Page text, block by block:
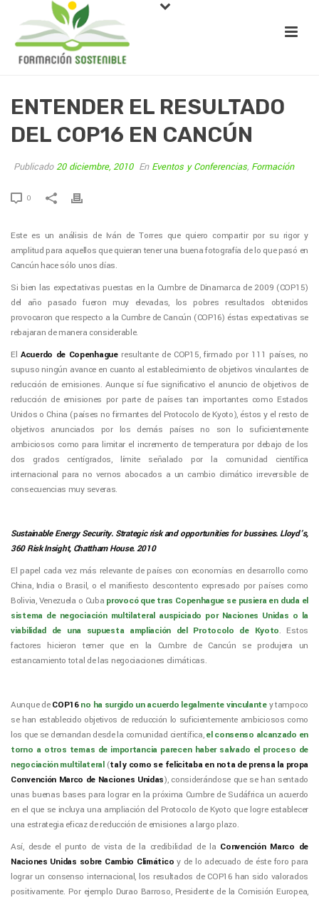
ENTENDER EL RESULTADO
DEL COP16 EN CANCÚN
Publicado20 diciembre, 2010 En Eventos y Conferencias, Formación
0
Este es un análisis de Iván de Torres que quiero compartir por su rigor y
amplitud para aquellos que quieran tener una buena fotografía de lo que pasó en
Cancún hace sólo unos días.
Si bien las expectativas puestas en la Cumbre de Dinamarca de 2009 (COP15)
del año pasado fueron muy elevadas, los pobres resultados obtenidos
provocaron que respecto a la Cumbre de Cancún (COP16) éstas expectativas se
rebajaran de manera considerable.
ElAcuerdo de Copenhagueresultante de COP15, firmado por 111 países, no
supuso ningún avance en cuanto al establecimiento de objetivos vinculantes de
reducción de emisiones. Aunque sí fue significativo el anuncio de objetivos de
reducción de emisiones por parte de países tan importantes como Estados
Unidos o China (países no firmantes del Protocolo de Kyoto), éstos y el resto de
objetivos anunciados por los demás países no son lo suficientemente
ambiciosos como para limitar el incremento de temperatura por debajo de los
dos grados centígrados, límite señalado por la comunidad científica
internacional para no vernos abocados a un cambio climático irreversible de
consecuencias muy severas.
Sustainable Energy Security. Strategic risk and opportunities for bussines. Lloyd’s,
360 Risk Insight, Chattham House. 2010
El papel cada vez más relevante de países con economías en desarrollo como
China, India o Brasil, o el manifiesto descontento expresado por países como
Bolivia, Venezuela o Cuba provocó que tras Copenhague se pusiera en duda el
sistema de negociación multilateral auspiciado por Naciones Unidas o la
viabilidad de una supuesta ampliación del Protocolo de Kyoto. Estos
factores hicieron temer que en la Cumbre de Cancún se produjera un
estancamiento total de las negociaciones climáticas.
Aunque deCOP16no ha surgido un acuerdo legalmente vinculantey tampoco
se han establecido objetivos de reducción lo suficientemente ambiciosos como
los que se demandan desde la comunidad científica,el consenso alcanzado en
torno a otros temas de importancia parecen haber salvado el proceso de
negociación multilateral (tal y como se felicitaba en nota de prensa la propa
Convención Marco de Naciones Unidas), considerándose que se han sentado
unas buenas bases para lograr en la próxima Cumbre de Sudáfrica un acuerdo
en el que se incluya una ampliación del Protocolo de Kyoto que logre establecer
una estrategia eficaz de reducción de emisiones a largo plazo.
Así, desde el punto de vista de la credibilidad de la Convención Marco de
Naciones Unidas sobre Cambio Climático y de lo adecuado de éste foro para
lograr un consenso internacional, los resultados de COP16 han sido valorados
positivamente. Por ejemplo Durao Barroso, Presidente de la Comisión Europea,